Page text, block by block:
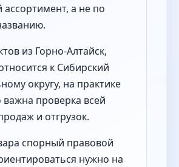
а не по
из Горно-Алтайск,
к Сибирский
округу, на практике
проверка всей
и отгрузок.
спорный правовой
нужно на